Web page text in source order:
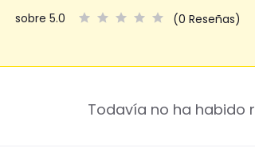
sobre 5.0 (0 Reseñas)
Todavía no ha habido